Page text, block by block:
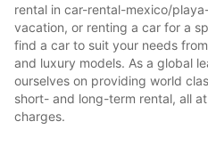
rental in car-rental-mexico/
vacation, or renting a car for a
find a car to suit your needs
and luxury models. As a global
ourselves on providing world
short- and long-term rental, all
charges.